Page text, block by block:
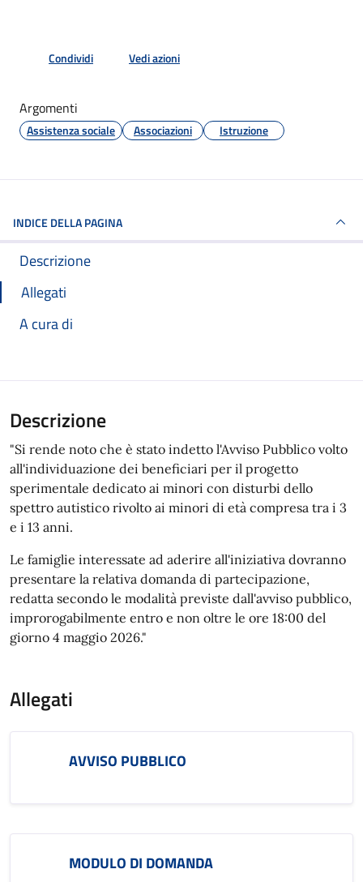
Condividi Vedi azioni
Argomenti
Assistenza sociale Associazioni Istruzione
INDICE DELLA PAGINA
Descrizione
Allegati
A cura di
Descrizione
"Si rende noto che è stato indetto l'Avviso Pubblico volto
all'individuazione dei beneficiari per il progetto
sperimentale dedicato ai minori con disturbi dello
spettro autistico rivolto ai minori di età compresa tra i 3
e i 13 anni.
Le famiglie interessate ad aderire all'iniziativa dovranno
presentare la relativa domanda di partecipazione,
redatta secondo le modalità previste dall'avviso pubblico,
improrogabilmente entro e non oltre le ore 18:00 del
giorno 4 maggio 2026."
Allegati
AVVISO PUBBLICO
MODULO DI DOMANDA